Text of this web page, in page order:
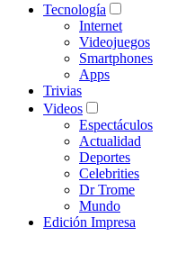
Tecnología
Internet
Videojuegos
Smartphones
Apps
Trivias
Videos
Espectáculos
Actualidad
Deportes
Celebrities
Dr Trome
Mundo
Edición Impresa